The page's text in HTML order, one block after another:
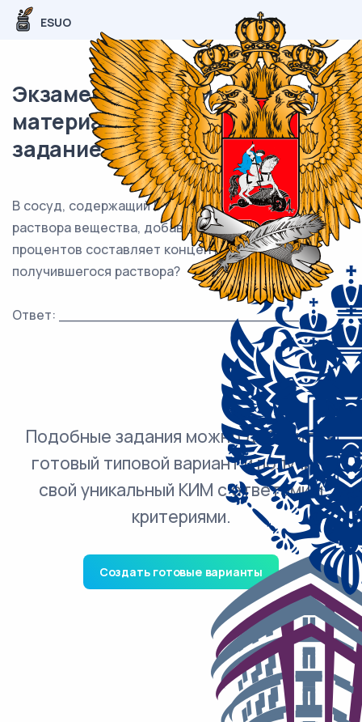
ESUO
Экзаменационный (типовой)
материал ЕГЭ / База / 20
задание / 103
В сосуд, содержащий 6 кг 30-процентного водного
раствора вещества, добавили 4 кг воды. Сколько
процентов составляет концентрация
получившегося раствора?
Ответ: ___________________________.
Подобные задания можно добавить в
готовый типовой вариант и получить
свой уникальный КИМ с ответами и
критериями.
Создать готовые варианты